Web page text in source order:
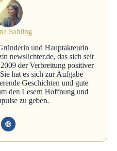
Sahling
und Hauptakteurin
newslichter.de, das sich seit
der Verbreitung positiver
hat es sich zur Aufgabe
Geschichten und gute
den Lesern Hoffnung und
zu geben.